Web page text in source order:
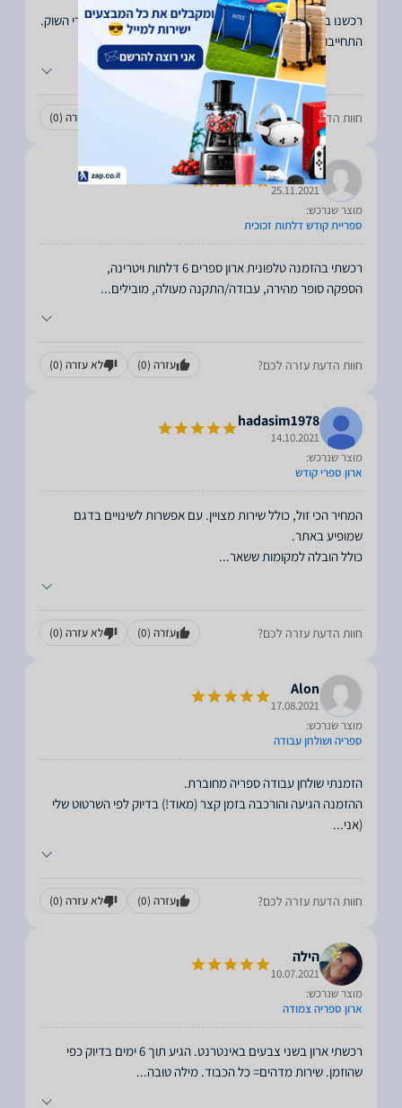
רכשנו בקלות ארון באתר של החברה, במחיר זול יחסית למחירי השוק.
התחייבו 21 ימי עסקים לאספקה והגיעו תוך
...
חוות הדעת עזרה לכם? לא עזרה (0)
yossi
25.11.2021
מוצר שנרכש:
ספריית קודש דלתות זכוכית
הספקה סופר מהירה, עבודה/התקנה מעולה, מובילים...
חוות הדעת עזרה לכם? עזרה (0) לא עזרה (0)
hadasim1978
14.10.2021
מוצר שנרכש:
ארון ספרי קודש
המחיר הכי זול, כולל שירות מצויין. עם אפשרות לשינויים בדגם
כולל הובלה למקומות ששאר...
חוות הדעת עזרה לכם? עזרה (0) לא עזרה (0)
Alon
17.08.2021
מוצר שנרכש:
ספריה ושולחן עבודה
ההזמנה הגיעה והורכבה בזמן קצר (מאוד!) בדיוק לפי השרטוט שלי
(אני...
חוות הדעת עזרה לכם? עזרה (0) לא עזרה (0)
הילה
10.07.2021
מוצר שנרכש:
ארון ספריה צמודה
רכשתי ארון בשני צבעים באינטרנט. הגיע תוך 6 ימים בדיוק כפי
שהוזמן. שירות מדהים= כל הכבוד. מילה טובה...